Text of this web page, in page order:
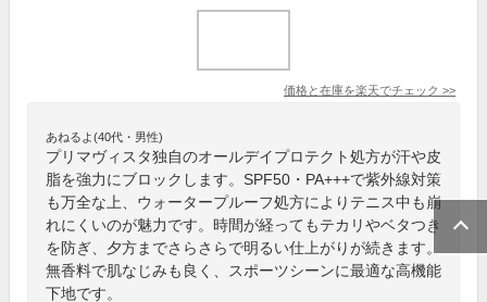
価格と在庫を楽天でチェック >>
あねるよ(40代・男性)
プリマヴィスタ独自のオールデイプロテクト処方が汗や皮
脂を強力にブロックします。SPF50・PA+++で紫外線対策
も万全な上、ウォータープルーフ処方によりテニス中も崩
れにくいのが魅力です。時間が経ってもテカリやベタつき
を防ぎ、夕方までさらさらで明るい仕上がりが続きます。
無香料で肌なじみも良く、スポーツシーンに最適な高機能
下地です。